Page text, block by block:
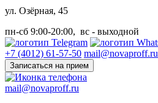
ул. Озёрная, 45
пн-сб 9:00-20:00, вс - выходной
+7 (4012) 61-57-50 mail@novaproff.ru
Записаться на прием
mail@novaproff.ru